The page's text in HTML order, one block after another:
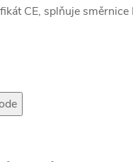
CE, splňuje směrnice